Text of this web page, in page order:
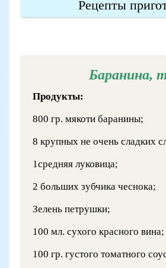
Рецепты
Баранина,
Продукты:
800 гр. мякоти баранины;
8 крупных не очень сладких
1средняя луковица;
2 больших зубчика чеснока;
Зелень петрушки;
100 мл. сухого красного вина;
100 гр. густого томатного